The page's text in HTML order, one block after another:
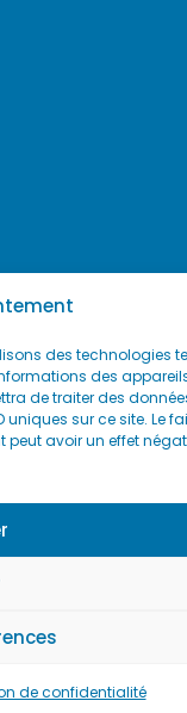
des technologies
des
de traiter des
sur ce site. Le
peut avoir un effet
de confidentialité